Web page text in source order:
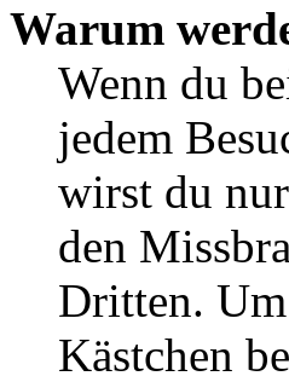
Warum
Wenn du
jedem
wirst du
den
Dritten.
Kästchen